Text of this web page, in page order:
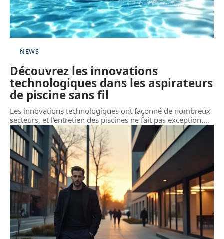
NEWS
Découvrez les innovations
technologiques dans les aspirateurs
de piscine sans fil
Les innovations technologiques ont façonné de nombreux
secteurs, et l'entretien des piscines ne fait pas exception.…